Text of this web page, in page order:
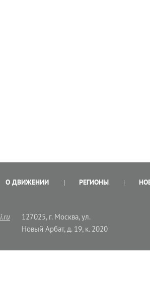
О ДВИЖЕНИИ РЕГИОНЫ
127025, г. Москва, ул.
Новый Арбат, д. 19, к. 2020